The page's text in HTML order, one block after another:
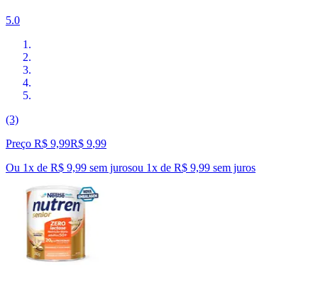
5.0
(3)
Preço R$ 9,99R$ 9,99
Ou 1x de R$ 9,99 sem jurosou 1x de R$ 9,99 sem juros